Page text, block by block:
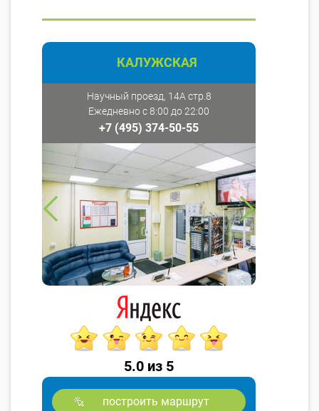
КАЛУЖСКАЯ
Научный проезд, 14А стр.8
Ежедневно с 8:00 до 22:00
+7 (495) 374-50-55
5.0 из 5
построить маршрут